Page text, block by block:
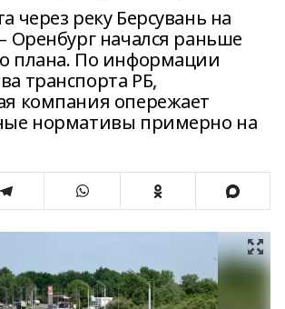
через реку Берсувань на
Оренбург начался раньше
плана. По информации
транспорта РБ,
компания опережает
нормативы примерно на